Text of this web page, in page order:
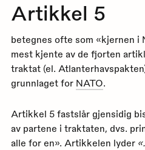
Artikkel 5
betegnes ofte som «kjernen i
mest kjente av de fjorten
traktat (el.
grunnlaget for NATO.
Artikkel 5 fastslår gjensidig
av partene i traktaten, dvs.
alle for en». Artikkelen lyder